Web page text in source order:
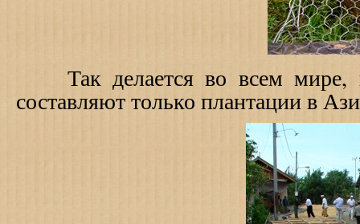
Так делается во всем мире,
составляют только плантации в